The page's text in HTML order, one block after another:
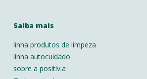
Saiba mais
linha produtos de limpeza
linha autocuidado
sobre a positiv.a